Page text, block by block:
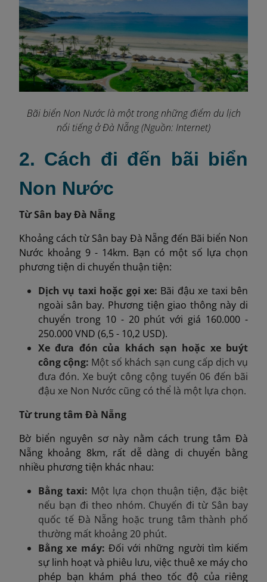
Bãi biển Non Nước là một trong những điểm du lịch
nổi tiếng ở Đà Nẵng (Nguồn: Internet)
2. Cách đi đến bãi biển
Non Nước
Từ Sân bay Đà Nẵng
Khoảng cách từ Sân bay Đà Nẵng đến Bãi biển Non
Nước khoảng 9 - 14km. Bạn có một số lựa chọn
phương tiện di chuyển thuận tiện:
Dịch vụ taxi hoặc gọi xe: Bãi đậu xe taxi bên
ngoài sân bay. Phương tiện giao thông này di
chuyển trong 10 - 20 phút với giá 160.000 -
250.000 VND (6,5 - 10,2 USD).
Xe đưa đón của khách sạn hoặc xe buýt
công cộng: Một số khách sạn cung cấp dịch vụ
đưa đón. Xe buýt công cộng tuyến 06 đến bãi
đậu xe Non Nước cũng có thể là một lựa chọn.
Từ trung tâm Đà Nẵng
Bờ biển nguyên sơ này nằm cách trung tâm Đà
Nẵng khoảng 8km, rất dễ dàng di chuyển bằng
nhiều phương tiện khác nhau:
Bằng taxi: Một lựa chọn thuận tiện, đặc biệt
nếu bạn đi theo nhóm. Chuyến đi từ Sân bay
quốc tế Đà Nẵng hoặc trung tâm thành phố
thường mất khoảng 20 phút.
Bằng xe máy: Đối với những người tìm kiếm
sự linh hoạt và phiêu lưu, việc thuê xe máy cho
phép bạn khám phá theo tốc độ của riêng